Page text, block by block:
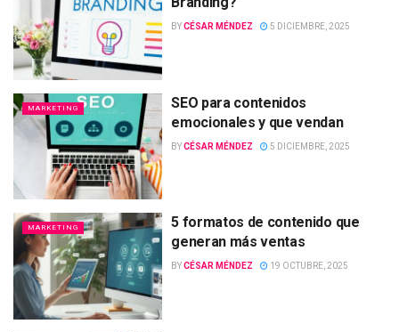
BYCÉSAR MÉNDEZ 5 DICIEMBRE, 2025
MARKETING
SEO para contenidos
emocionales y que vendan
BYCÉSAR MÉNDEZ 5 DICIEMBRE, 2025
MARKETING
5 formatos de contenido que
generan más ventas
BYCÉSAR MÉNDEZ 19 OCTUBRE, 2025